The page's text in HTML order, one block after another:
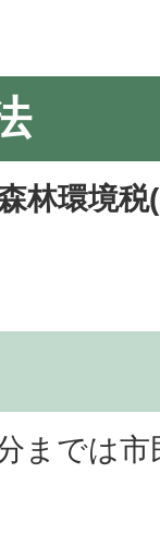
林環境税
までは